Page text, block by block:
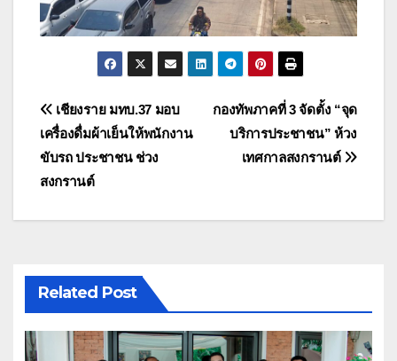
แนะแนว
เรื่อง
กองทัพภาคที่ 3 จัดตั้ง “จุด
บริการประชาชน” ห้วง
เทศกาลสงกรานต์
เชียงราย มทบ.37 มอบ
เครื่องดื่มผ้าเย็นให้พนักงาน
ขับรถ ประชาชน ช่วง
สงกรานต์
Related Post